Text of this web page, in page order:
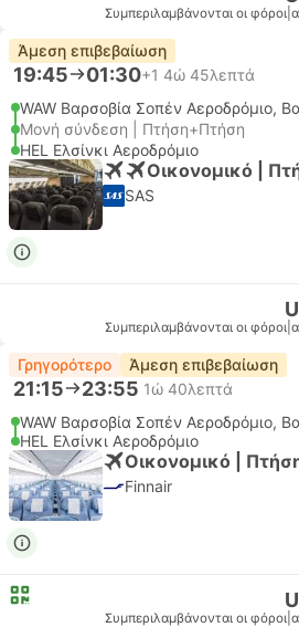
Συμπεριλαμβάνονται οι φόροι
Άμεση επιβεβαίωση
19:45 01:30+1 4ώ 45λεπτά
WAW Βαρσοβία Σοπέν Αεροδρόμιο,
Μονή σύνδεση | Πτήση+Πτήση
HEL Ελσίνκι Αεροδρόμιο
Οικονομικό |
SAS
Συμπεριλαμβάνονται οι φόροι
Γρηγορότερο Άμεση επιβεβαίωση
21:15 23:55 1ώ 40λεπτά
WAW Βαρσοβία Σοπέν Αεροδρόμιο,
HEL Ελσίνκι Αεροδρόμιο
Οικονομικό |
Finnair
Συμπεριλαμβάνονται οι φόροι